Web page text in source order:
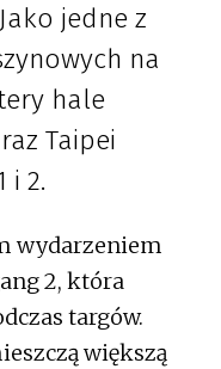
jedne z
na
hale
Taipei
i 2.
wydarzeniem
2, która
targów.
większą